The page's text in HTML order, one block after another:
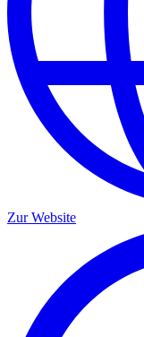
Zur Website